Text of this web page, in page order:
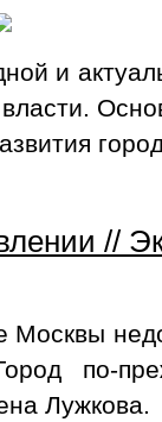
и
//
Москвы
по-
Лужкова.